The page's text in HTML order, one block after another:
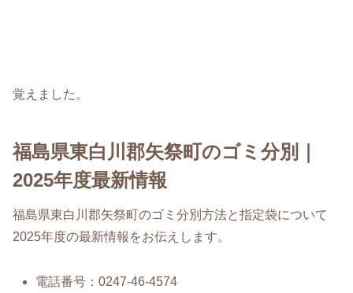
覚えました。
福島県東白川郡矢祭町のゴミ分別｜
2025年度最新情報
福島県東白川郡矢祭町のゴミ分別方法と指定袋について
2025年度の最新情報をお伝えします。
電話番号：0247-46-4574